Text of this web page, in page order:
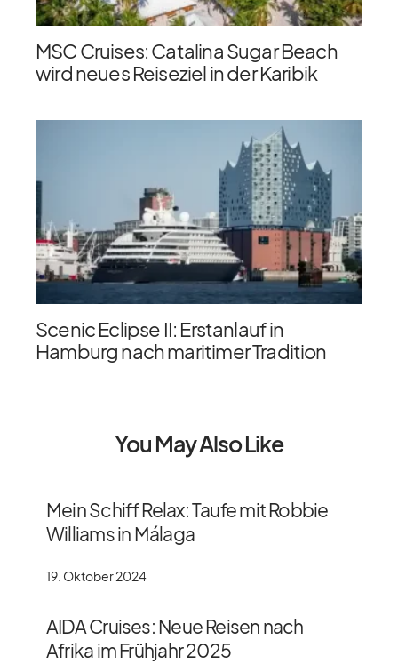
MSC Cruises: Catalina Sugar Beach
wird neues Reiseziel in der Karibik
Scenic Eclipse II: Erstanlauf in
Hamburg nach maritimer Tradition
You May Also Like
Mein Schiff Relax: Taufe mit Robbie
Williams in Málaga
19. Oktober 2024
AIDA Cruises: Neue Reisen nach
Afrika im Frühjahr 2025